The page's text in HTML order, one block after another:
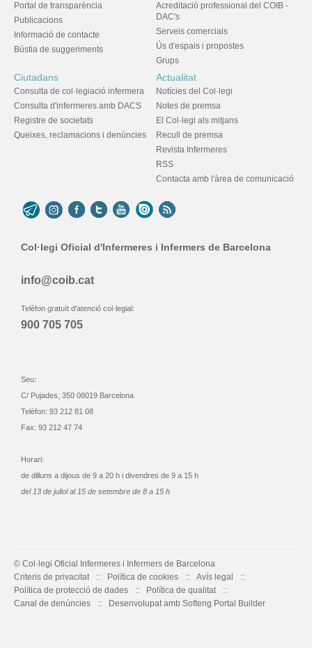
Portal de transparència
Publicacions
Informació de contacte
Bústia de suggeriments
Acreditació professional del COIB -
DAC's
Serveis comercials
Ús d'espais i propostes
Grups
Ciutadans
Consulta de col·legiació infermera
Consulta d'infermeres amb DACS
Registre de societats
Queixes, reclamacions i denúncies
Actualitat
Notícies del Col·legi
Notes de premsa
El Col·legi als mitjans
Recull de premsa
Revista Infermeres
RSS
Contacta amb l'àrea de comunicació
Col·legi Oficial d'Infermeres i Infermers de Barcelona
info@coib.cat
Telèfon gratuït d'atenció col·legial:
900 705 705
Seu:
C/ Pujades, 350 08019 Barcelona
Telèfon: 93 212 81 08
Fax: 93 212 47 74
Horari:
de dilluns a dijous de 9 a 20 h i divendres de 9 a 15 h
del 13 de juliol al 15 de setembre de 8 a 15 h
© Col·legi Oficial Infermeres i Infermers de Barcelona
Criteris de privacitat
Política de cookies
Avís legal
Política de protecció de dades
Política de qualitat
Canal de denúncies
Desenvolupat amb Softeng Portal Builder